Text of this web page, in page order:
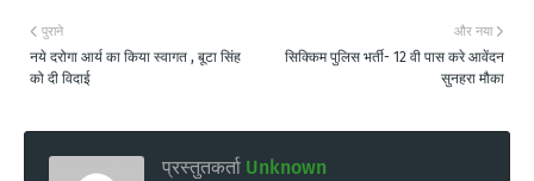
और नया
सिक्किम पुलिस भर्ती- 12 वी पास करे आवेंदन
सुनहरा मौका
पुराने
नये दरोगा आर्य का किया स्वागत , बूटा सिंह
को दी विदाई
प्रस्तुतकर्ता Unknown